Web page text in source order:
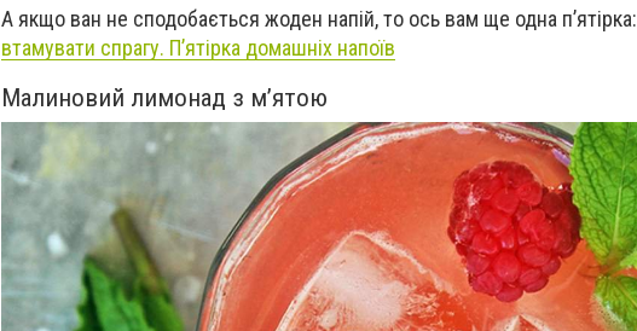
А якщо ван не сподобається жоден напій, то ось вам ще одна п’ятірка:
втамувати спрагу. П’ятірка домашніх напоїв
Малиновий лимонад з м’ятою